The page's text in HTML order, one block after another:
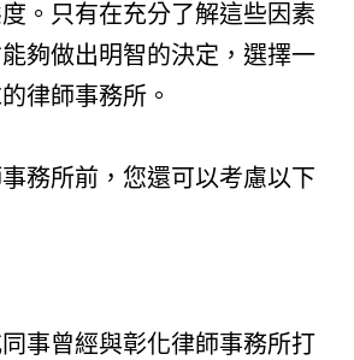
。只有在充分了解這些因素
夠做出明智的決定，選擇一
律師事務所。
務所前，您還可以考慮以下
事曾經與彰化律師事務所打